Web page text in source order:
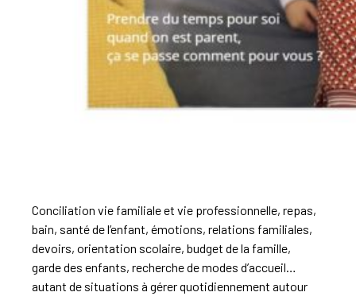
Conciliation vie familiale et vie professionnelle, repas,
bain, santé de l’enfant, émotions, relations familiales,
devoirs, orientation scolaire, budget de la famille,
garde des enfants, recherche de modes d’accueil…
autant de situations à gérer quotidiennement autour